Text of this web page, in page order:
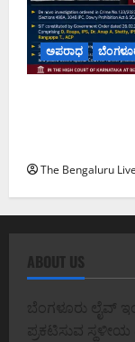
ಅಪರಾಧ
The Bengaluru Live
ABOUT US
ಬೆಂಗಳೂರು ಲೈವ್
ಪ್ರಕಟಿಸುವ